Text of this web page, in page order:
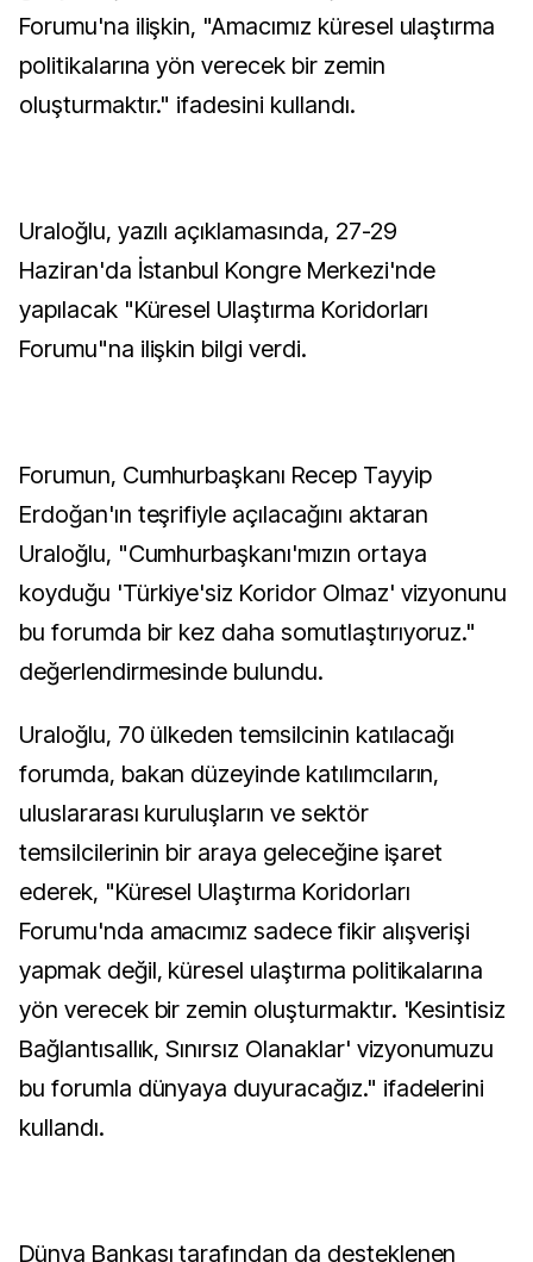
Forumu'na ilişkin, "Amacımız küresel ulaştırma
politikalarına yön verecek bir zemin
oluşturmaktır." ifadesini kullandı.
Uraloğlu, yazılı açıklamasında, 27-29
Haziran'da İstanbul Kongre Merkezi'nde
yapılacak "Küresel Ulaştırma Koridorları
Forumu"na ilişkin bilgi verdi.
Forumun, Cumhurbaşkanı Recep Tayyip
Erdoğan'ın teşrifiyle açılacağını aktaran
Uraloğlu, "Cumhurbaşkanı'mızın ortaya
koyduğu 'Türkiye'siz Koridor Olmaz' vizyonunu
bu forumda bir kez daha somutlaştırıyoruz."
değerlendirmesinde bulundu.
Uraloğlu, 70 ülkeden temsilcinin katılacağı
forumda, bakan düzeyinde katılımcıların,
uluslararası kuruluşların ve sektör
temsilcilerinin bir araya geleceğine işaret
ederek, "Küresel Ulaştırma Koridorları
Forumu'nda amacımız sadece fikir alışverişi
yapmak değil, küresel ulaştırma politikalarına
yön verecek bir zemin oluşturmaktır. 'Kesintisiz
Bağlantısallık, Sınırsız Olanaklar' vizyonumuzu
bu forumla dünyaya duyuracağız." ifadelerini
kullandı.
Dünya Bankası tarafından da desteklenen